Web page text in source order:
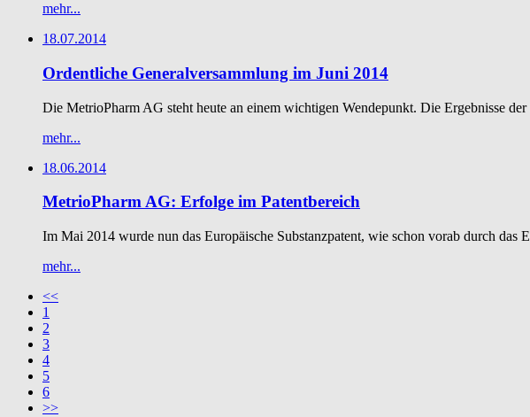
mehr...
18.07.2014
Ordentliche Generalversammlung im Juni 2014
Die MetrioPharm AG steht heute an einem wichtigen Wendepunkt. Die Ergebnisse
mehr...
18.06.2014
MetrioPharm AG: Erfolge im Patentbereich
Im Mai 2014 wurde nun das Europäische Substanzpatent, wie schon vorab durch
mehr...
<<
1
2
3
4
5
6
>>